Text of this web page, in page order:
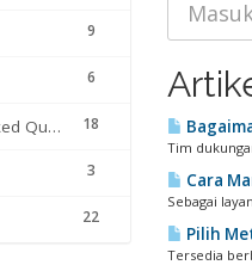
9
6
18
F.A.Q ( Frequently Asked Questions)
3
22
Tim
Cara
Sebagai
Pilih
Tersedia